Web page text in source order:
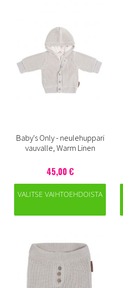
Baby's Only - neulehuppari
vauvalle, Warm Linen
45,00 €
VALITSE VAIHTOEHDOISTA